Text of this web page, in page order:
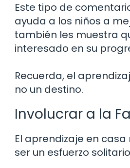
Este tipo de
ayuda a los niños a
también les muestra
interesado en su
Recuerda, el
no un destino.
Involucrar a la
El aprendizaje en
ser un esfuerzo